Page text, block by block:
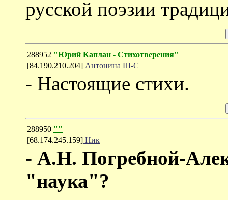
русской поэзии
288952 "Юрий Каплан - Cтихотверения"
[84.190.210.204] Антонина Ш-С
- Настоящие стихи.
288950 ""
[68.174.245.159] Ник
- А.Н. Погребной-
"наука"?